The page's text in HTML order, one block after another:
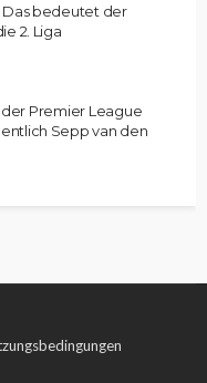
Das bedeutet der
2. Liga
Premier League
Sepp van den